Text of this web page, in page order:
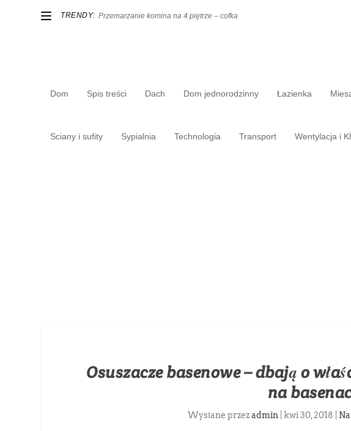
TRENDY: Przemarzanie komina na 4 piętrze – cofka
Dom Spis treści Dach Dom jednorodzinny Łazienka
Sciany i sufity Sypialnia Technologia Transport Wentylacja i
Osuszacze basenowe – dbają o
na
Wysłane przezadmin kwi 30, 2018